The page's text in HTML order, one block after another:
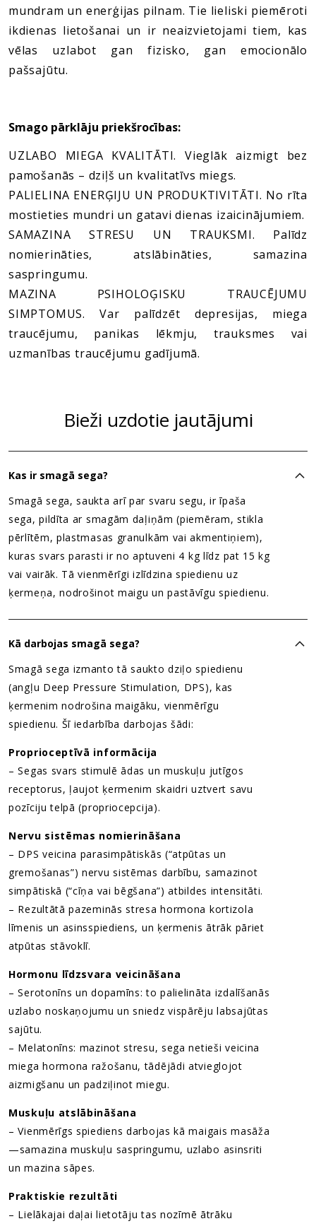
mundram un enerģijas pilnam. Tie lieliski piemēroti
ikdienas lietošanai un ir neaizvietojami tiem, kas
vēlas uzlabot gan fizisko, gan emocionālo
pašsajūtu.
Smago pārklāju priekšrocības:
UZLABO MIEGA KVALITĀTI. Vieglāk aizmigt bez
pamošanās – dziļš un kvalitatīvs miegs.
PALIELINA ENERĢIJU UN PRODUKTIVITĀTI. No rīta
mostieties mundri un gatavi dienas izaicinājumiem.
SAMAZINA STRESU UN TRAUKSMI. Palīdz
nomierināties, atslābināties, samazina
saspringumu.
MAZINA PSIHOLOĢISKU TRAUCĒJUMU
SIMPTOMUS. Var palīdzēt depresijas, miega
traucējumu, panikas lēkmju, trauksmes vai
uzmanības traucējumu gadījumā.
Bieži uzdotie jautājumi
Kas ir smagā sega?
Smagā sega, saukta arī par svaru segu, ir īpaša
sega, pildīta ar smagām daļiņām (piemēram, stikla
pērlītēm, plastmasas granulkām vai akmentiņiem),
kuras svars parasti ir no aptuveni 4 kg līdz pat 15 kg
vai vairāk. Tā vienmērīgi izlīdzina spiedienu uz
ķermeņa, nodrošinot maigu un pastāvīgu spiedienu.
Kā darbojas smagā sega?
Smagā sega izmanto tā saukto dziļo spiedienu
(angļu Deep Pressure Stimulation, DPS), kas
ķermenim nodrošina maigāku, vienmērīgu
spiedienu. Šī iedarbība darbojas šādi:
Proprioceptīvā informācija
– Segas svars stimulē ādas un muskuļu jutīgos
receptorus, ļaujot ķermenim skaidri uztvert savu
pozīciju telpā (propriocepcija).
Nervu sistēmas nomierināšana
– DPS veicina parasimpātiskās (“atpūtas un
gremošanas”) nervu sistēmas darbību, samazinot
simpātiskā (“cīņa vai bēgšana”) atbildes intensitāti.
– Rezultātā pazeminās stresa hormona kortizola
līmenis un asinsspiediens, un ķermenis ātrāk pāriet
atpūtas stāvoklī.
Hormonu līdzsvara veicināšana
– Serotonīns un dopamīns: to palielināta izdalīšanās
uzlabo noskaņojumu un sniedz vispārēju labsajūtas
sajūtu.
– Melatonīns: mazinot stresu, sega netieši veicina
miega hormona ražošanu, tādējādi atvieglojot
aizmigšanu un padziļinot miegu.
Muskuļu atslābināšana
– Vienmērīgs spiediens darbojas kā maigais masāža
—samazina muskuļu saspringumu, uzlabo asinsriti
un mazina sāpes.
Praktiskie rezultāti
– Lielākajai daļai lietotāju tas nozīmē ātrāku